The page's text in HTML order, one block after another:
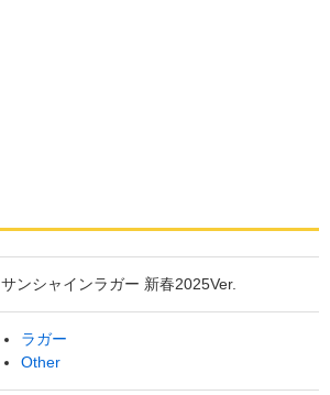
サンシャインラガー 新春2025Ver.
ラガー
Other